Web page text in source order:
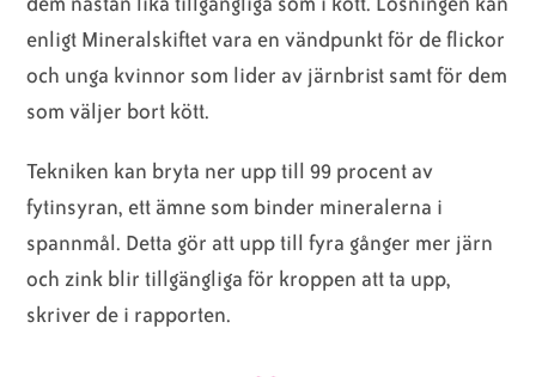
enligt Mineralskiftet vara en vändpunkt för de flickor
och unga kvinnor som lider av järnbrist samt för dem
som väljer bort kött.
Tekniken kan bryta ner upp till 99 procent av
fytinsyran, ett ämne som binder mineralerna i
spannmål. Detta gör att upp till fyra gånger mer järn
och zink blir tillgängliga för kroppen att ta upp,
skriver de i rapporten.